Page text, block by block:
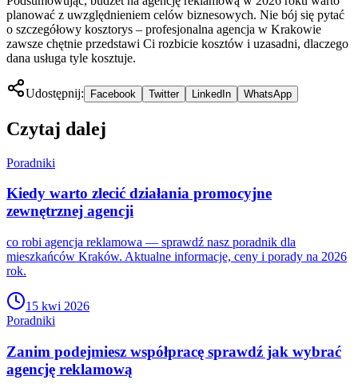
planować z uwzględnieniem celów biznesowych. Nie bój się pytać
o szczegółowy kosztorys – profesjonalna agencja w Krakowie
zawsze chętnie przedstawi Ci rozbicie kosztów i uzasadni, dlaczego
dana usługa tyle kosztuje.
Udostępnij: Facebook Twitter LinkedIn WhatsApp
Czytaj dalej
Poradniki
Kiedy warto zlecić działania promocyjne
zewnętrznej agencji
co robi agencja reklamowa — sprawdź nasz poradnik dla
mieszkańców Kraków. Aktualne informacje, ceny i porady na 2026
rok.
15 kwi 2026
Poradniki
Zanim podejmiesz współpracę sprawdź jak wybrać
agencję reklamową